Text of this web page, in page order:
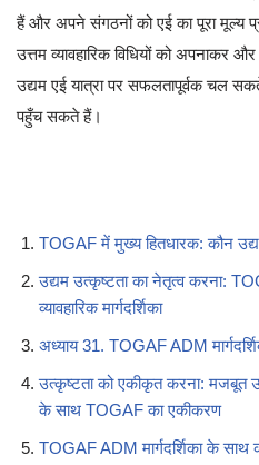
हैं और अपने संगठनों को एई का पूरा मूल्य
उत्तम व्यावहारिक विधियों को अपनाकर
उद्यम एई यात्रा पर सफलतापूर्वक चल
पहुँच सकते हैं।
TOGAF में मुख्य हितधारक: कौन
उद्यम उत्कृष्टता का नेतृत्व करना:
व्यावहारिक मार्गदर्शिका
अध्याय 31. TOGAF ADM
उत्कृष्टता को एकीकृत करना: मजबूत
के साथ TOGAF का एकीकरण
TOGAF ADM मार्गदर्शिका के साथ